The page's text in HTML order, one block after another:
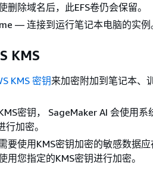
删除域名后，此EFS卷仍会保留。
— 连接到运行笔记本电脑的实例
KMS
KMS 密钥来加密附加到笔记本、
密钥， SageMaker AI 会使用
加密。
要使用KMS密钥加密的敏感数据应
用您指定的KMS密钥进行加密。